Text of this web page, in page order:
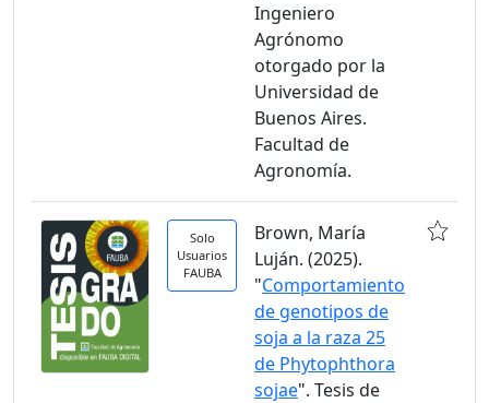
Ingeniero
Agrónomo
otorgado por la
Universidad de
Buenos Aires.
Facultad de
Agronomía.
Solo
Usuarios
FAUBA
Brown, María
Luján. (2025).
"Comportamiento
de genotipos de
soja a la raza 25
de Phytophthora
sojae". Tesis de